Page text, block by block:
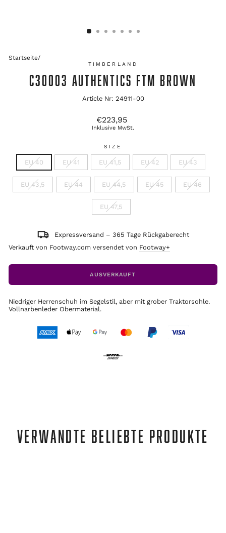
Startseite/
TIMBERLAND
C30003 AUTHENTICS FTM BROWN
Article Nr: 24911-00
Ursprünglicher
Preis
€223,95
Inklusive MwSt.
SIZE
EU 40 EU 41 EU 41,5 EU 42 EU 43
EU 43,5 EU 44 EU 44,5 EU 45 EU 46
EU 47,5
Expressversand – 365 Tage Rückgaberecht
Verkauft von Footway.com versendet von Footway+
AUSVERKAUFT
Niedriger Herrenschuh im Segelstil, aber mit grober Traktorsohle.
Vollnarbenleder Obermaterial.
VERWANDTE BELIEBTE PRODUKTE